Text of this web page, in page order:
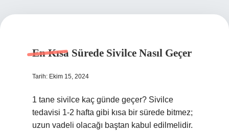
En Kısa Sürede Sivilce Nasıl Geçer
Tarih: Ekim 15, 2024
1 tane sivilce kaç günde geçer? Sivilce
tedavisi 1-2 hafta gibi kısa bir sürede bitmez;
uzun vadeli olacağı baştan kabul edilmelidir.